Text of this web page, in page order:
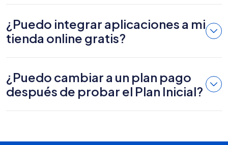
¿Puedo integrar aplicaciones a mi
tienda online gratis?
¿Puedo cambiar a un plan pago
después de probar el Plan Inicial?